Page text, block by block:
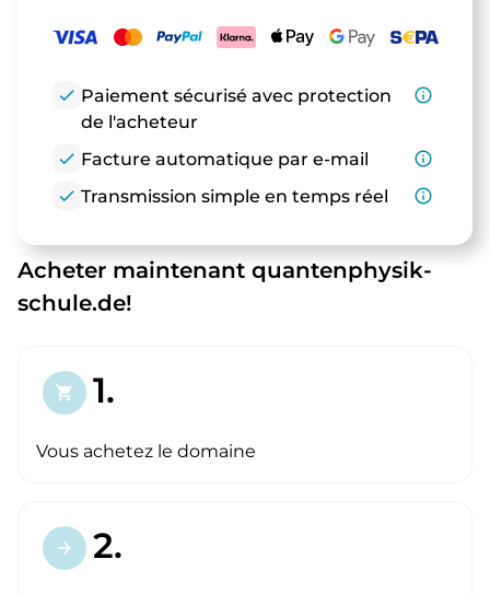
check Paiement sécurisé avec protection
de l'acheteur
info_outline
check Facture automatique par e-mail
info_outline
check Transmission simple en temps réel info_outline
Acheter maintenant quantenphysik-
schule.de!
shopping_cart 1.
Vous achetez le domaine
arrow_forward 2.